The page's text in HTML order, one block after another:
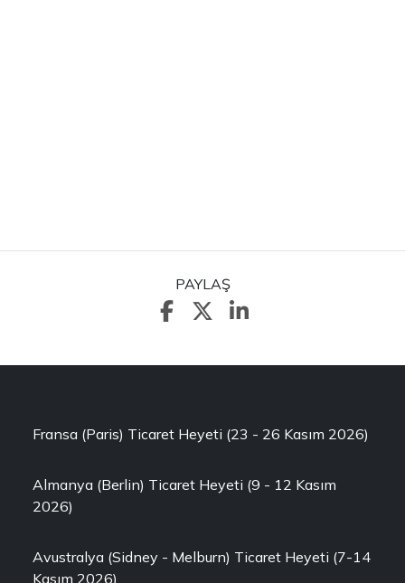
PAYLAŞ
Fransa (Paris) Ticaret Heyeti (23 - 26 Kasım 2026)
Almanya (Berlin) Ticaret Heyeti (9 - 12 Kasım
2026)
Avustralya (Sidney - Melburn) Ticaret Heyeti (7-14
Kasım 2026)